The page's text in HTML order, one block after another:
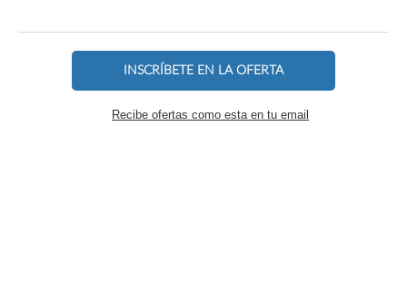
INSCRÍBETE EN LA OFERTA
Recibe ofertas como esta en tu email